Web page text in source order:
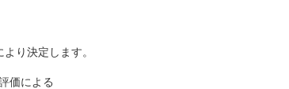
り決定します。
価による